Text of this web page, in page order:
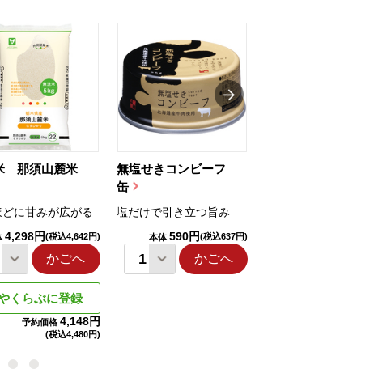
那須山麓米
に甘みが広がる
4,298円(税込4,642円)
かごへ
くらぶに登録
予約価格 4,148円
(税込4,480円)
無塩せきコンビーフ
缶
塩だけで引き立つ旨み
本体 590円(税込637円)
かごへ